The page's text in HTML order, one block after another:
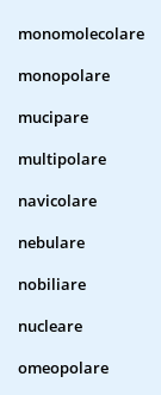
monomolecolare
monopolare
mucipare
multipolare
navicolare
nebulare
nobiliare
nucleare
omeopolare